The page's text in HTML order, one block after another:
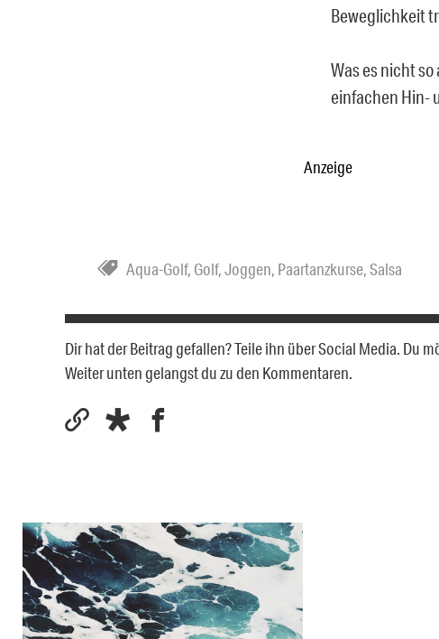
Beweglichkeit
Was es nicht
einfachen Hin-
Anzeige
Aqua-Golf, Golf,Joggen, Paartanzkurse,Salsa
Dir hat der Beitrag gefallen? Teile ihn über Social Media. Du
Weiter unten gelangst du zu den Kommentaren.